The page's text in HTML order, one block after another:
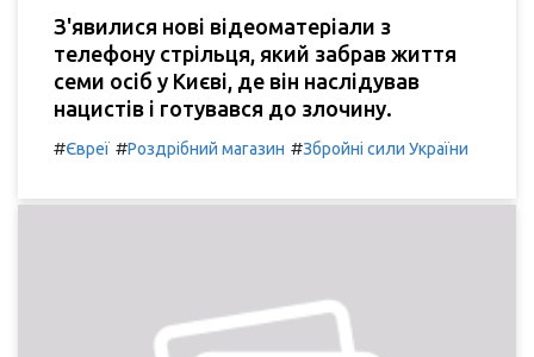
З'явилися нові відеоматеріали з
телефону стрільця, який забрав життя
семи осіб у Києві, де він наслідував
нацистів і готувався до злочину.
#Євреї #Роздрібний магазин #Збройні сили України